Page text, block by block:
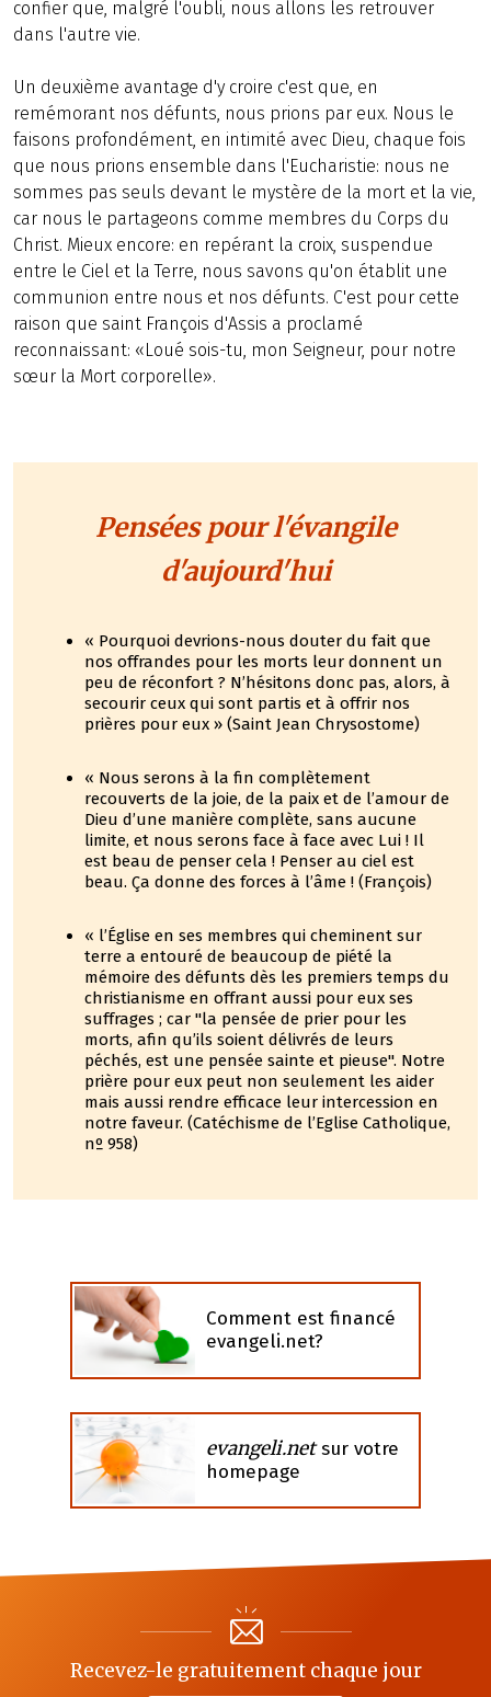
confier que, malgré l'oubli, nous allons les retrouver
dans l'autre vie.
Un deuxième avantage d'y croire c'est que, en
remémorant nos défunts, nous prions par eux. Nous le
faisons profondément, en intimité avec Dieu, chaque fois
que nous prions ensemble dans l'Eucharistie: nous ne
sommes pas seuls devant le mystère de la mort et la vie,
car nous le partageons comme membres du Corps du
Christ. Mieux encore: en repérant la croix, suspendue
entre le Ciel et la Terre, nous savons qu'on établit une
communion entre nous et nos défunts. C'est pour cette
raison que saint François d'Assis a proclamé
reconnaissant: «Loué sois-tu, mon Seigneur, pour notre
sœur la Mort corporelle».
Pensées pour l'évangile
d'aujourd'hui
« Pourquoi devrions-nous douter du fait que
nos offrandes pour les morts leur donnent un
peu de réconfort ? N’hésitons donc pas, alors, à
secourir ceux qui sont partis et à offrir nos
prières pour eux » (Saint Jean Chrysostome)
« Nous serons à la fin complètement
recouverts de la joie, de la paix et de l’amour de
Dieu d’une manière complète, sans aucune
limite, et nous serons face à face avec Lui ! Il
est beau de penser cela ! Penser au ciel est
beau. Ça donne des forces à l’âme ! (François)
« l’Église en ses membres qui cheminent sur
terre a entouré de beaucoup de piété la
mémoire des défunts dès les premiers temps du
christianisme en offrant aussi pour eux ses
suffrages ; car "la pensée de prier pour les
morts, afin qu’ils soient délivrés de leurs
péchés, est une pensée sainte et pieuse". Notre
prière pour eux peut non seulement les aider
mais aussi rendre efficace leur intercession en
notre faveur. (Catéchisme de l’Eglise Catholique,
nº 958)
Comment est financé
evangeli.net?
evangeli.netsur votre
homepage
Recevez-le gratuitement chaque jour